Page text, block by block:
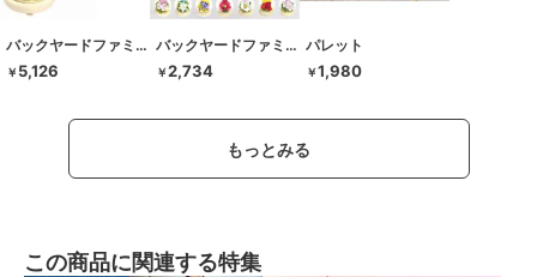
バックヤードファミリー
￥ 5,126
バックヤードファミリー
￥2,734
パレット
￥1,980
もっとみる
この商品に関連する特集